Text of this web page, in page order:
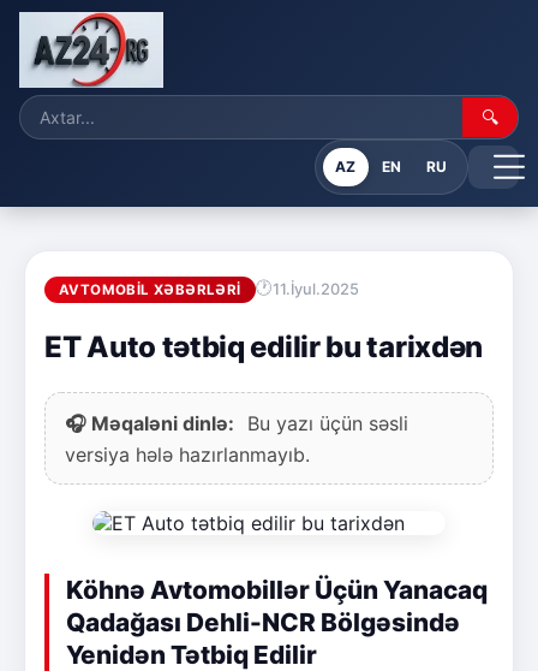
🔍
AZ EN RU
AVTOMOBIL XƏBƏRLƏRI 11.İyul.2025
ET Auto tətbiq edilir bu tarixdən
🎧 Məqaləni dinlə:
Bu yazı üçün səsli
versiya hələ hazırlanmayıb.
Köhnə Avtomobillər Üçün Yanacaq
Qadağası Dehli-NCR Bölgəsində
Yenidən Tətbiq Edilir